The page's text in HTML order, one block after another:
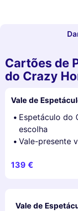
Cartões de
do Crazy
Vale de
Espetáculo do
escolha
Vale-presente
139 €
Vale de